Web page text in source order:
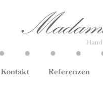
Kontakt Referenzen